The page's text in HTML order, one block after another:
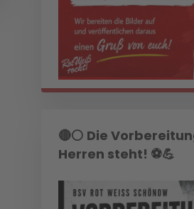
🔴⚪ Die
Herren steht! ⚽💪